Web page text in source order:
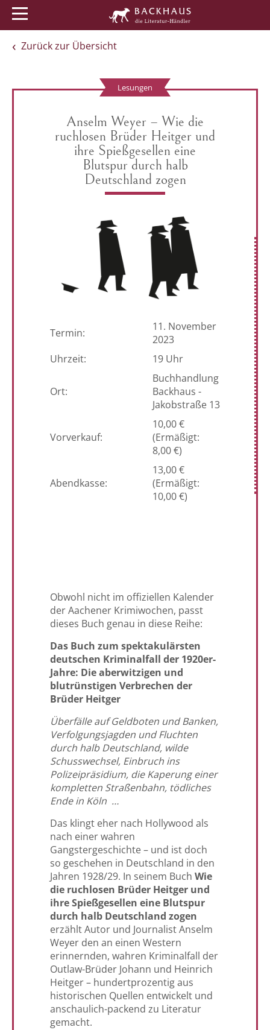
Zurück zur Übersicht
Lesungen
Anselm Weyer – Wie die
ruchlosen Brüder Heitger und
ihre Spießgesellen eine
Blutspur durch halb
Deutschland zogen
Termin:
11. November
2023
Uhrzeit:
19 Uhr
Ort:
Buchhandlung
Backhaus -
Jakobstraße 13
Vorverkauf:
10,00 €
(Ermäßigt:
8,00 €)
Abendkasse:
13,00 €
(Ermäßigt:
10,00 €)
Obwohl nicht im offiziellen Kalender
der Aachener Krimiwochen, passt
dieses Buch genau in diese Reihe:
Das Buch zum spektakulärsten
deutschen Kriminalfall der 1920er-
Jahre: Die aberwitzigen und
blutrünstigen Verbrechen der
Brüder Heitger
Überfälle auf Geldboten und Banken,
Verfolgungsjagden und Fluchten
durch halb Deutschland, wilde
Schusswechsel, Einbruch ins
Polizeipräsidium, die Kaperung einer
kompletten Straßenbahn, tödliches
Ende in Köln …
Das klingt eher nach Hollywood als
nach einer wahren
Gangstergeschichte – und ist doch
so geschehen in Deutschland in den
Jahren 1928/29. In seinem Buch Wie
die ruchlosen Brüder Heitger und
ihre Spießgesellen eine Blutspur
durch halb Deutschland zogen
erzählt Autor und Journalist Anselm
Weyer den an einen Western
erinnernden, wahren Kriminalfall der
Outlaw-Brüder Johann und Heinrich
Heitger – hundertprozentig aus
historischen Quellen entwickelt und
anschaulich-packend zu Literatur
gemacht.